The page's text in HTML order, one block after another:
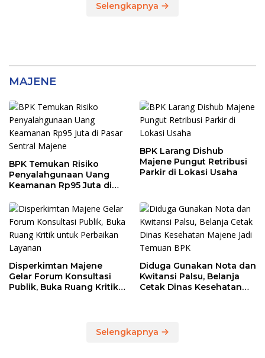
Selengkapnya
MAJENE
BPK Temukan Risiko
Penyalahgunaan Uang
Keamanan Rp95 Juta di
BPK Larang Dishub
Majene Pungut Retribusi
Parkir di Lokasi Usaha
Disperkimtan Majene
Gelar Forum Konsultasi
Publik, Buka Ruang Kritik
Diduga Gunakan Nota dan
Kwitansi Palsu, Belanja
Cetak Dinas Kesehatan
Selengkapnya